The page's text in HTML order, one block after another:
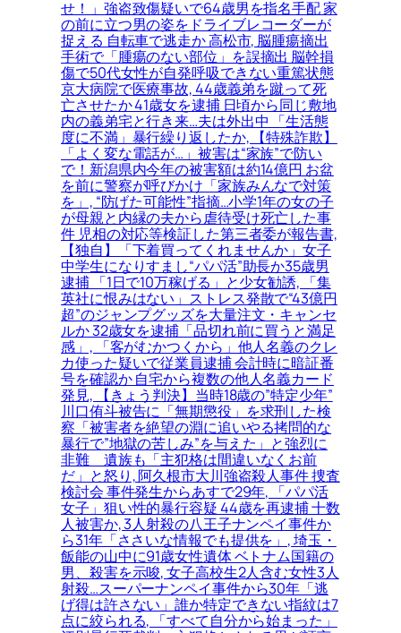
せ！」強盗致傷疑いで64歳男を指名手配 家
の前に立つ男の姿をドライブレコーダーが
捉える 自転車で逃走か 高松市, 脳腫瘍摘出
手術で「腫瘍のない部位」を誤摘出 脳幹損
傷で50代女性が自発呼吸できない重篤状態
京大病院で医療事故, 44歳義弟を蹴って死
亡させたか 41歳女を逮捕 日頃から同じ敷地
内の義弟宅と行き来…夫は外出中 「生活態
度に不満」暴行繰り返したか, 【特殊詐欺】
「よく変な電話が…」被害は“家族”で防い
で！新潟県内今年の被害額は約14億円 お盆
を前に警察が呼びかけ「家族みんなで対策
を」, “防げた可能性”指摘…小学1年の女の子
が母親と内縁の夫から虐待受け死亡した事
件 児相の対応等検証した第三者委が報告書,
【独自】「下着買ってくれませんか」女子
中学生になりすまし“パパ活”助長か35歳男
逮捕 「1日で10万稼げる」と少女勧誘, 「集
英社に恨みはない」ストレス発散で“43億円
超”のジャンプグッズを大量注文・キャンセ
ルか 32歳女を逮捕「品切れ前に買うと満足
感」, 「客がむかつくから」他人名義のクレ
カ使った疑いで従業員逮捕 会計時に暗証番
号を確認か 自宅から複数の他人名義カード
発見, 【きょう判決】当時18歳の”特定少年”
川口侑斗被告に「無期懲役」を求刑した検
察「被害者を絶望の淵に追いやる拷問的な
暴行で”地獄の苦しみ”を与えた」と強烈に
非難＿遺族も「主犯格は間違いなくお前
だ」と怒り, 阿久根市大川強盗殺人事件 捜査
検討会 事件発生からあすで29年, 「パパ活
女子」狙い性的暴行容疑 44歳を再逮捕 十数
人被害か, 3人射殺の八王子ナンペイ事件か
ら31年「ささいな情報でも提供を」, 埼玉・
飯能の山中に91歳女性遺体 ベトナム国籍の
男、殺害を示唆, 女子高校生2人含む女性3人
射殺…スーパーナンペイ事件から30年「逃
げ得は許さない」誰か特定できない指紋は7
点に絞られる, 「すべて自分から始まった」